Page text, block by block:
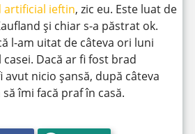
artificial ieftin, zic eu. Este luat de
și chiar s-a păstrat ok.
l-am uitat de câteva ori luni
Dacă ar fi fost brad
nicio șansă, după câteva
îmi facă praf în casă.